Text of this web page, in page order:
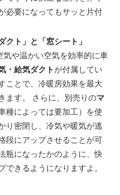
必要になってもサッと片付
クト」と「窓シート」
気や温かい空気を効率的に車
・給気ダクト が付属してい
ことで、冷暖房効果を最大
ます。 さらに、別売りのマ
車種によっては要加工）を使
り密閉し、冷気や暖気が逃
段にアップさせることが可
瓶になったかのように、快
できるようになりますよ。